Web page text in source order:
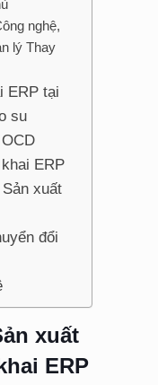
nghệ,
lý Thay
ERP tại
su
ERP
xuất
đổi
xuất
ERP